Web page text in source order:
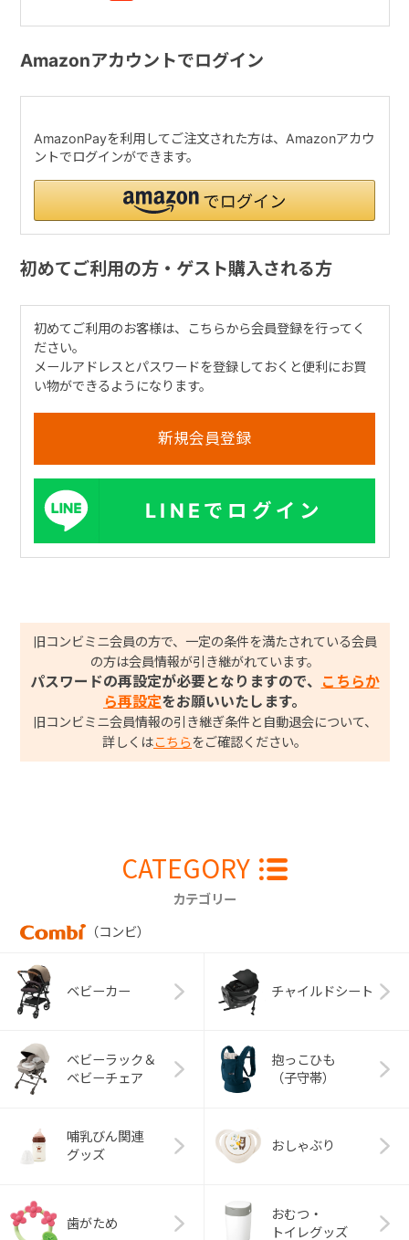
Amazonアカウントでログイン
AmazonPayを利用してご注文された方は、Amazonアカウ
ントでログインができます。
初めてご利用の方・ゲスト購入される方
初めてご利用のお客様は、こちらから会員登録を行ってく
ださい。
メールアドレスとパスワードを登録しておくと便利にお買
い物ができるようになります。
LINEでログイン
旧コンビミニ会員の方で、一定の条件を満たされている会員
の方は会員情報が引き継がれています。
パスワードの再設定が必要となりますので、
こちらか
ら再設定をお願いいたします。
旧コンビミニ会員情報の引き継ぎ条件と自動退会について、
詳しくはこちら をご確認ください。
CATEGORY
カテゴリー
（コンビ）
ベビーカー チャイルドシート
ベビーラック＆
ベビーチェア
抱っこひも
（子守帯）
哺乳びん関連
グッズ
おしゃぶり
歯がため
おむつ・
トイレグッズ